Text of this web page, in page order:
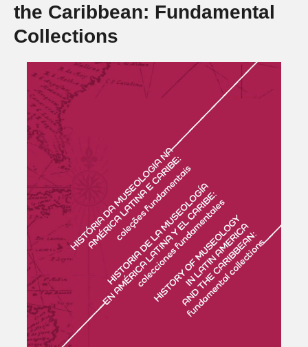
the Caribbean: Fundamental
Collections